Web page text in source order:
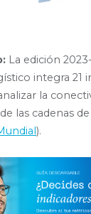
La edición
integra 21
la
las cadenas
).